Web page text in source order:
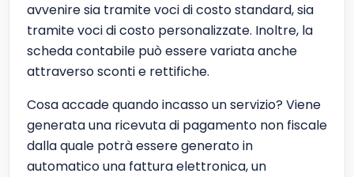
avvenire sia tramite voci di costo standard, sia
tramite voci di costo personalizzate. Inoltre, la
scheda contabile può essere variata anche
attraverso sconti e rettifiche.
Cosa accade quando incasso un servizio? Viene
generata una ricevuta di pagamento non fiscale
dalla quale potrà essere generato in
automatico una fattura elettronica, un